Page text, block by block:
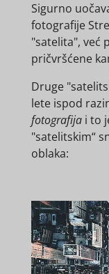
Sigurno
fotografije
"satelita", već
pričvršćene
Druge
lete ispod
fotografija i to
"satelitskim“
oblaka: